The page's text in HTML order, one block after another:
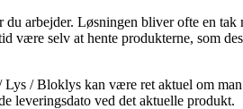
arbejder. Løsningen bliver ofte en
være selv at hente produkterne, som
/ Bloklys kan være ret aktuel om
leveringsdato ved det aktuelle produkt.